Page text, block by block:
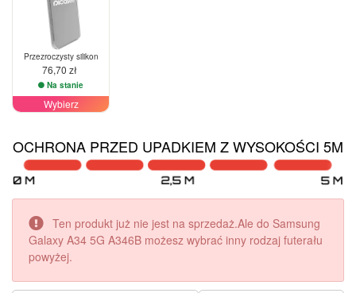
Przezroczysty silikon
76,70 zł
Na stanie
Wybierz
OCHRONA PRZED UPADKIEM Z WYSOKOŚCI 5M
Ten produkt już nie jest na sprzedaż.Ale do Samsung
Galaxy A34 5G A346B możesz wybrać inny rodzaj futerału
powyżej.